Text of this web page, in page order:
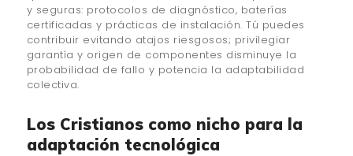
y seguras: protocolos de diagnóstico, baterías
certificadas y prácticas de instalación. Tú puedes
contribuir evitando atajos riesgosos; privilegiar
garantía y origen de componentes disminuye la
probabilidad de fallo y potencia la adaptabilidad
colectiva.
Los Cristianos como nicho para la
adaptación tecnológica